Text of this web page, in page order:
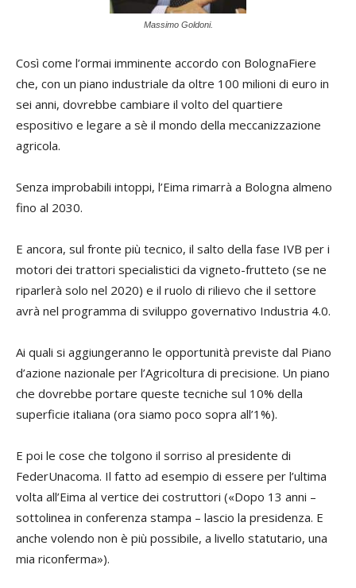
Massimo Goldoni.
Così come l’ormai imminente accordo con BolognaFiere
che, con un piano industriale da oltre 100 milioni di euro in
sei anni, dovrebbe cambiare il volto del quartiere
espositivo e legare a sè il mondo della meccanizzazione
agricola.
Senza improbabili intoppi, l’Eima rimarrà a Bologna almeno
fino al 2030.
E ancora, sul fronte più tecnico, il salto della fase IVB per i
motori dei trattori specialistici da vigneto-frutteto (se ne
riparlerà solo nel 2020) e il ruolo di rilievo che il settore
avrà nel programma di sviluppo governativo Industria 4.0.
Ai quali si aggiungeranno le opportunità previste dal Piano
d’azione nazionale per l’Agricoltura di precisione. Un piano
che dovrebbe portare queste tecniche sul 10% della
superficie italiana (ora siamo poco sopra all’1%).
E poi le cose che tolgono il sorriso al presidente di
FederUnacoma. Il fatto ad esempio di essere per l’ultima
volta all’Eima al vertice dei costruttori («Dopo 13 anni –
sottolinea in conferenza stampa – lascio la presidenza. E
anche volendo non è più possibile, a livello statutario, una
mia riconferma»).